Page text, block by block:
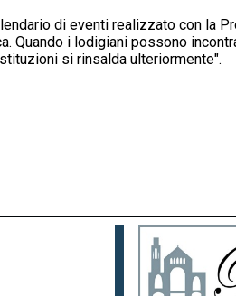
di eventi realizzato con la
Quando i lodigiani possono
si rinsalda ulteriormente".